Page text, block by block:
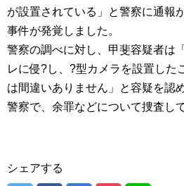
が設置されている」と警察に通報
事件が発覚しました。
警察の調べに対し、甲斐容疑者は
レに侵?し、?型カメラを設置した
は間違いありません」と容疑を認
警察で、余罪などについて捜査し
シェアする